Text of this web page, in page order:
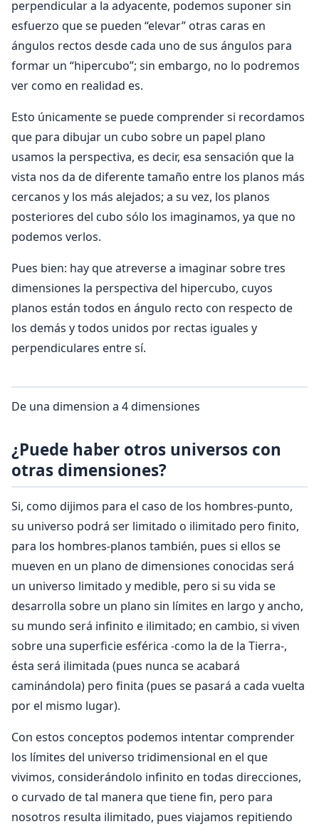
perpendicular a la adyacente, podemos suponer sin
esfuerzo que se pueden “elevar” otras caras en
ángulos rectos desde cada uno de sus ángulos para
formar un “hipercubo”; sin embargo, no lo podremos
ver como en realidad es.
Esto únicamente se puede comprender si recordamos
que para dibujar un cubo sobre un papel plano
usamos la perspectiva, es decir, esa sensación que la
vista nos da de diferente tamaño entre los planos más
cercanos y los más alejados; a su vez, los planos
posteriores del cubo sólo los imaginamos, ya que no
podemos verlos.
Pues bien: hay que atreverse a imaginar sobre tres
dimensiones la perspectiva del hipercubo, cuyos
planos están todos en ángulo recto con respecto de
los demás y todos unidos por rectas iguales y
perpendiculares entre sí.
De una dimension a 4 dimensiones
¿Puede haber otros universos con
otras dimensiones?
Si, como dijimos para el caso de los hombres-punto,
su universo podrá ser limitado o ilimitado pero finito,
para los hombres-planos también, pues si ellos se
mueven en un plano de dimensiones conocidas será
un universo limitado y medible, pero si su vida se
desarrolla sobre un plano sin límites en largo y ancho,
su mundo será infinito e ilimitado; en cambio, si viven
sobre una superficie esférica -como la de la Tierra-,
ésta será ilimitada (pues nunca se acabará
caminándola) pero finita (pues se pasará a cada vuelta
por el mismo lugar).
Con estos conceptos podemos intentar comprender
los límites del universo tridimensional en el que
vivimos, considerándolo infinito en todas direcciones,
o curvado de tal manera que tiene fin, pero para
nosotros resulta ilimitado, pues viajamos repitiendo